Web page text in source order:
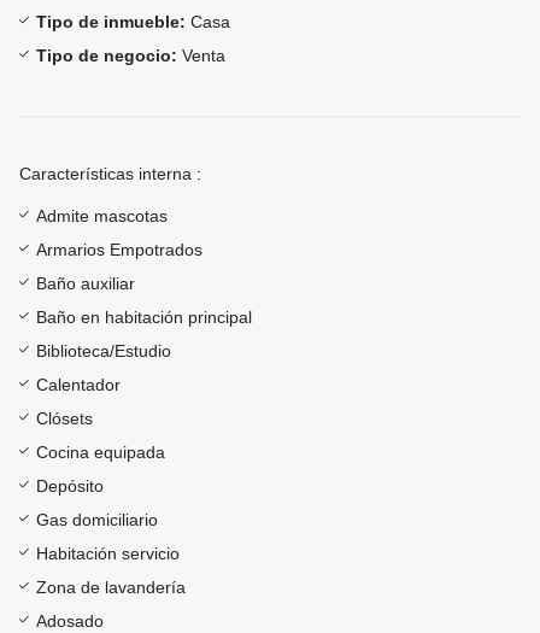
Tipo de inmueble: Casa
Tipo de negocio: Venta
Características interna :
Admite mascotas
Armarios Empotrados
Baño auxiliar
Baño en habitación principal
Biblioteca/Estudio
Calentador
Clósets
Cocina equipada
Depósito
Gas domiciliario
Habitación servicio
Zona de lavandería
Adosado